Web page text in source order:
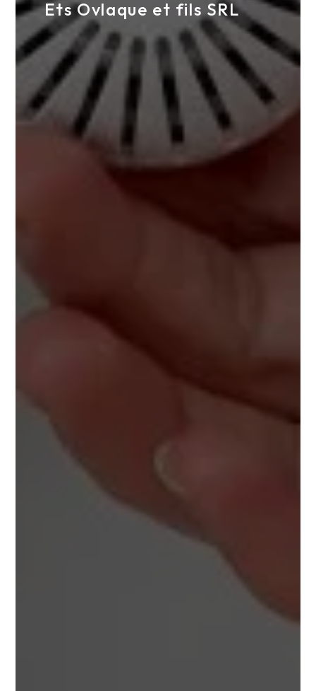
Ets Ovlaque et fils SRL